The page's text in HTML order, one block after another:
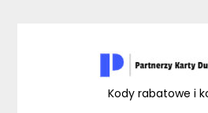
Kody rabatowe i